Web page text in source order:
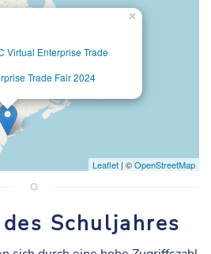
Virtual Enterprise Trade
Trade Fair 2024
×
Leaflet | ©OpenStreetMap
Schuljahres